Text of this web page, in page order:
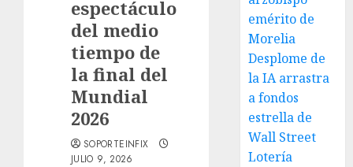
espectáculo
del medio
tiempo de
la final del
Mundial
2026
SOPORTEINFIX
JULIO 9, 2026
emérito de
Morelia
Desplome de
la IA arrastra
a fondos
estrella de
Wall Street
Lotería